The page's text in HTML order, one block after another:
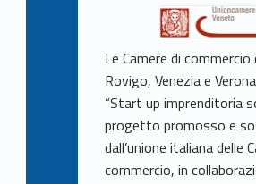
Le Camere di commercio
Rovigo, Venezia e
“Start up imprenditoria
progetto promosso e
dall’unione italiana delle
commercio, in